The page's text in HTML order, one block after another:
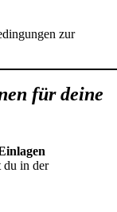
zur
für deine
du in der